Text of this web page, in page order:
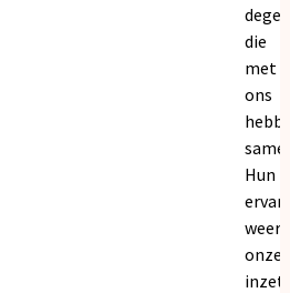
die
met
ons
Hun
onze
inzet